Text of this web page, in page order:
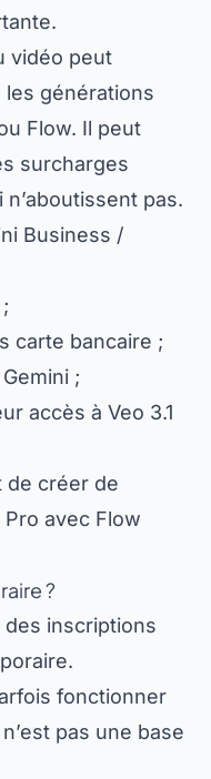
vidéo peut
générations
Flow. Il peut
surcharges
pas.
Business /
carte bancaire ;
;
accès à Veo 3.1
créer de
avec Flow
?
inscriptions
fonctionner
pas une base